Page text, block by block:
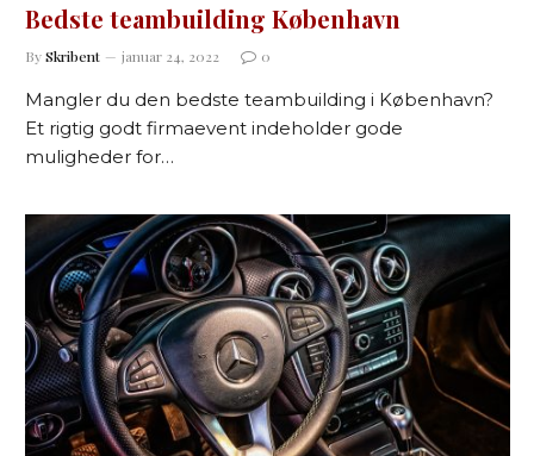
Bedste teambuilding København
BySkribent januar 24, 2022 0
Mangler du den bedste teambuilding i København?
Et rigtig godt firmaevent indeholder gode
muligheder for…